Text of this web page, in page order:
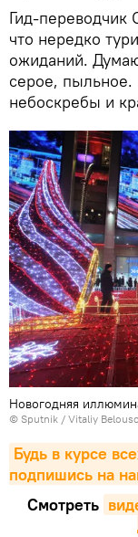
Гид-переводчик
что нередко
ожиданий.
серое, пыльное.
небоскребы и
Новогодняя
© Sputnik / Vitaliy
Будь в курсе
подпишись на
Смотреть